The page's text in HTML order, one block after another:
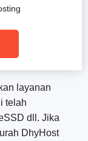
layanan
telah
dll. Jika
DhyHost